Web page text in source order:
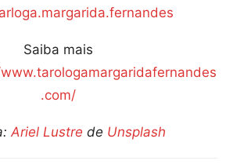
Saiba mais
.com/
Ariel Lustre de Unsplash